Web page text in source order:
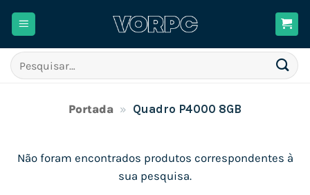
Pesquisar
por:
Portada » Quadro P4000 8GB
Não foram encontrados produtos correspondentes à
sua pesquisa.